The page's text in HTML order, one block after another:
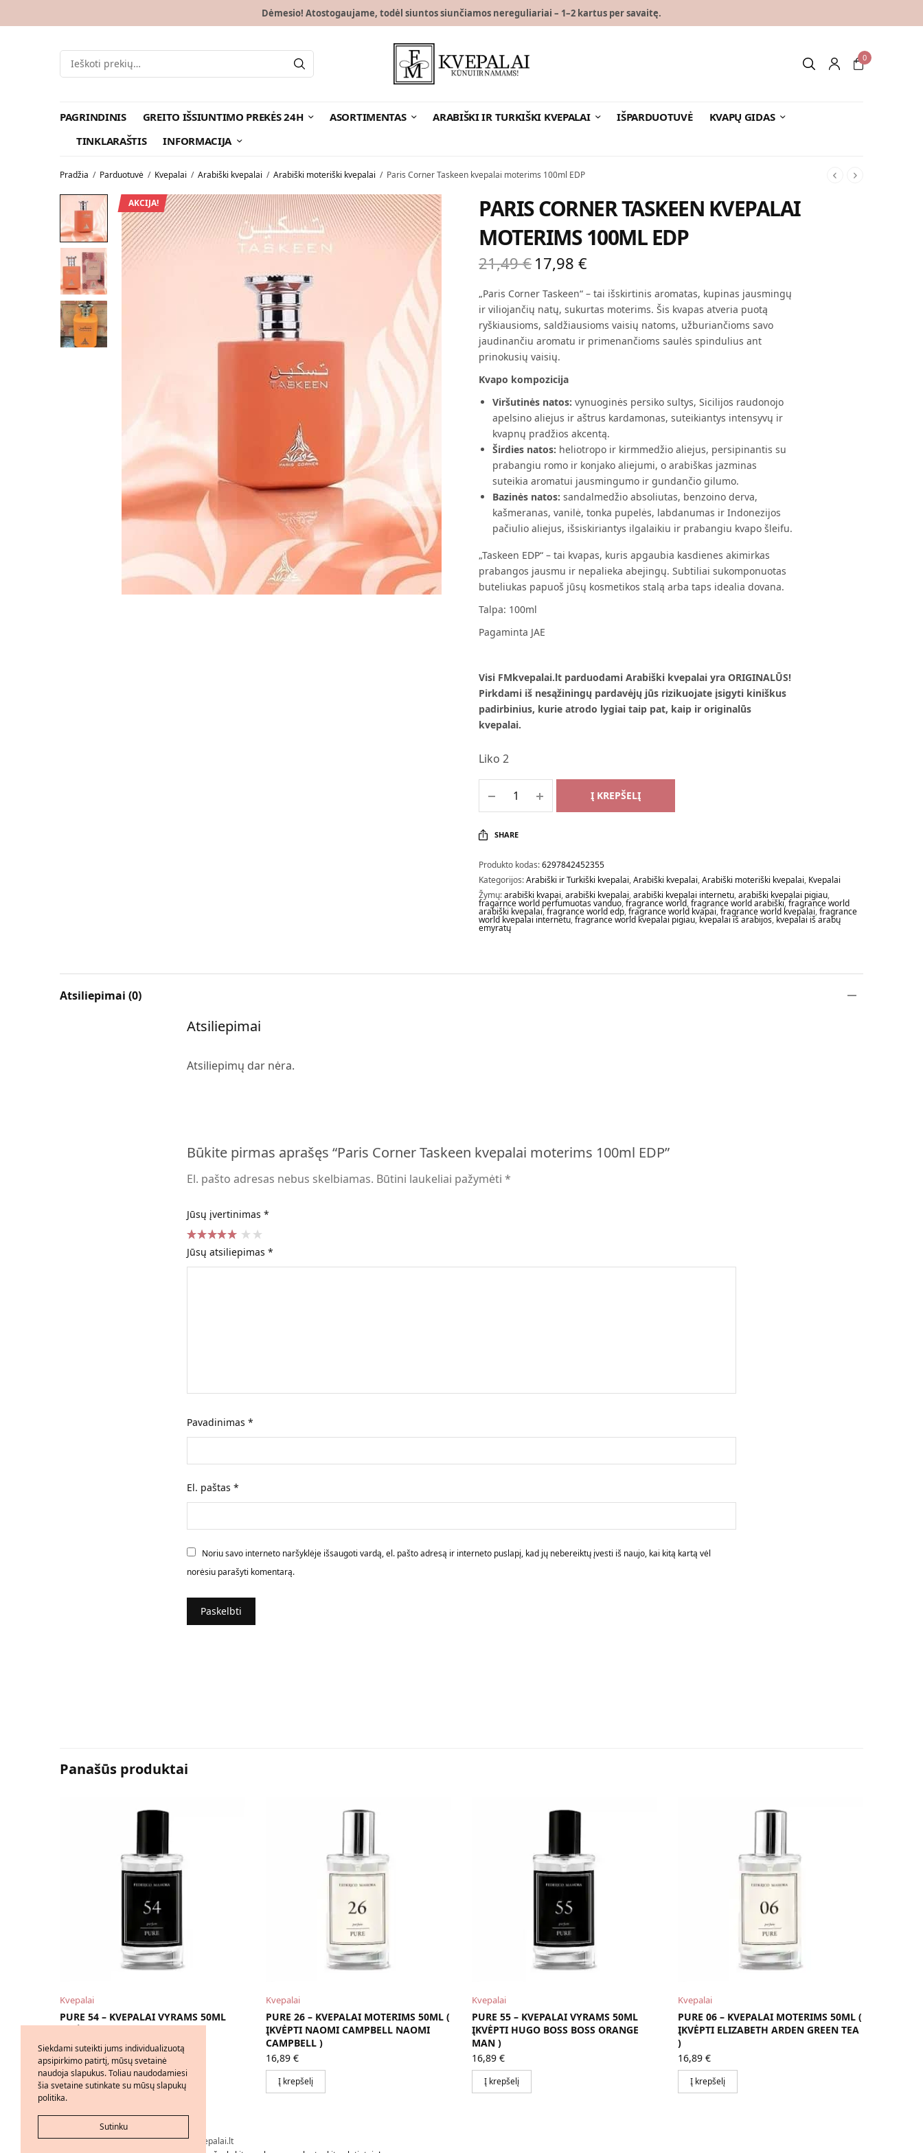
Dėmesio! Atostogaujame, todėl siuntos siunčiamos nereguliariai – 1–2 kartus per savaitę.
0
PAGRINDINIS GREITO IŠSIUNTIMO PREKĖS 24H ASORTIMENTAS ARABIŠKI IR TURKIŠKI KVEPALAI IŠPARDUOTUVĖ
KVAPŲ GIDAS
TINKLARAŠTIS
INFORMACIJA
Pradžia / Parduotuvė / Kvepalai / Arabiški kvepalai / Arabiški moteriški kvepalai / Paris Corner Taskeen kvepalai moterims 100ml EDP
AKCIJA!
PARIS CORNER TASKEEN KVEPALAI
MOTERIMS 100ML EDP
21,49€ Original
was:
21,49 €.
17,98€
17,98 €.
„Paris Corner Taskeen“ – tai išskirtinis aromatas, kupinas jausmingų
ir viliojančių natų, sukurtas moterims. Šis kvapas atveria puotą
ryškiausioms, saldžiausioms vaisių natoms, užburiančioms savo
jaudinančiu aromatu ir primenančioms saulės spindulius ant
prinokusių vaisių.
Kvapo kompozicija
Viršutinės natos: vynuoginės persiko sultys, Sicilijos raudonojo
apelsino aliejus ir aštrus kardamonas, suteikiantys intensyvų ir
kvapnų pradžios akcentą.
Širdies natos: heliotropo ir kirmmedžio aliejus, persipinantis su
prabangiu romo ir konjako aliejumi, o arabiškas jazminas
suteikia aromatui jausmingumo ir gundančio gilumo.
Bazinės natos: sandalmedžio absoliutas, benzoino derva,
kašmeranas, vanilė, tonka pupelės, labdanumas ir Indonezijos
pačiulio aliejus, išsiskiriantys ilgalaikiu ir prabangiu kvapo šleifu.
„Taskeen EDP“ – tai kvapas, kuris apgaubia kasdienes akimirkas
prabangos jausmu ir nepalieka abejingų. Subtiliai sukomponuotas
buteliukas papuoš jūsų kosmetikos stalą arba taps idealia dovana.
Talpa: 100ml
Pagaminta JAE
Visi FMkvepalai.lt parduodami Arabiški kvepalai yra ORIGINALŪS!
Pirkdami iš nesąžiningų pardavėjų jūs rizikuojate įsigyti kiniškus
padirbinius, kurie atrodo lygiai taip pat, kaip ir originalūs
kvepalai.
Liko 2
Į KREPŠELĮ
SHARE
Produkto kodas:6297842452355
Kategorijos:Arabiški ir Turkiški kvepalai,Arabiški kvepalai,Arabiški moteriški kvepalai, Kvepalai
Žymų:arabiški kvapai,arabiški kvepalai,arabiški kvepalai internetu,arabiški kvepalai pigiau,
fragarnce world perfumuotas vanduo,fragrance world,fragrance world arabiški,fragrance world
arabiški kvepalai,fragrance world edp,fragrance world kvapai,fragrance world kvepalai,fragrance
world kvepalai internetu,fragrance world kvepalai pigiau, kvepalai iš arabijos, kvepalai iš arabų
emyratų
Atsiliepimai (0)
Atsiliepimai
Atsiliepimų dar nėra.
Būkite pirmas aprašęs “Paris Corner Taskeen kvepalai moterims 100ml EDP”
El. pašto adresas nebus skelbiamas. Būtini laukeliai pažymėti*
Jūsų įvertinimas *
Jūsų atsiliepimas*
Pavadinimas*
El. paštas*
Noriu savo interneto naršyklėje išsaugoti vardą, el. pašto adresą ir interneto puslapį, kad jų nebereiktų įvesti iš naujo, kai kitą kartą vėl
norėsiu parašyti komentarą.
Panašūs produktai
Kvepalai
PURE 54 – KVEPALAI VYRAMS 50ML
ĮKVĖPTI HUGO BOSS HUGO )
16,89€
Į krepšelį
Kvepalai
PURE 26 – KVEPALAI MOTERIMS 50ML (
ĮKVĖPTI NAOMI CAMPBELL NAOMI
CAMPBELL )
16,89 €
Į krepšelį
Kvepalai
PURE 55 – KVEPALAI VYRAMS 50ML
ĮKVĖPTI HUGO BOSS BOSS ORANGE
MAN )
16,89 €
Į krepšelį
Kvepalai
PURE 06 – KVEPALAI MOTERIMS 50ML (
ĮKVĖPTI ELIZABETH ARDEN GREEN TEA
)
16,89 €
Į krepšelį
Visos teisės saugomos © 2026 - FMkvepalai.lt
Siekdami suteikti jums individualizuotą
apsipirkimo patirtį, mūsų svetainė
naudoja slapukus. Toliau naudodamiesi
šia svetaine sutinkate su mūsų slapukų
politika.
Sutinku